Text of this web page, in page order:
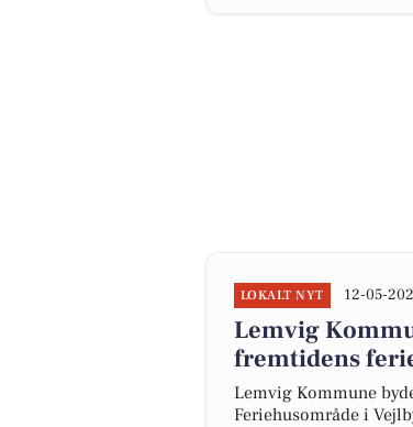
LOKALT NYT 12-05-
Lemvig
fremtidens
Lemvig Kommune
Feriehusområde i